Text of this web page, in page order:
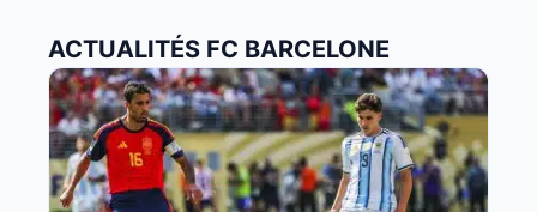
ACTUALITÉS FC BARCELONE